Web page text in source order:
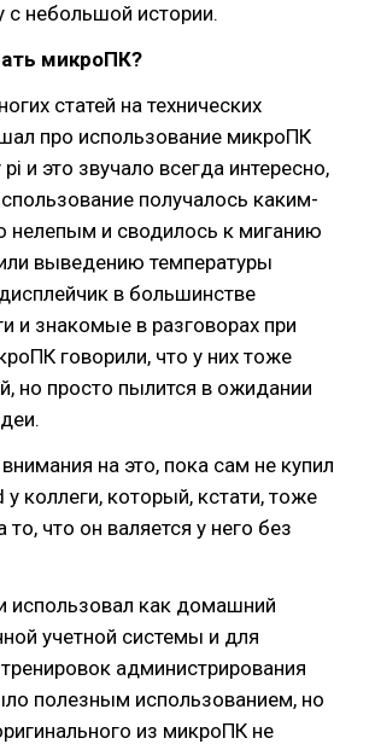
с небольшой истории.
микроПК?
статей на технических
про использование микроПК
и это звучало всегда интересно,
получалось каким-
нелепым и сводилось к миганию
выведению температуры
в большинстве
и знакомые в разговорах при
говорили, что у них тоже
но просто пылится в ожидании
на это, пока сам не купил
коллеги, который, кстати, тоже
что он валяется у него без
использовал как домашний
учетной системы и для
администрирования
полезным использованием, но
из микроПК не